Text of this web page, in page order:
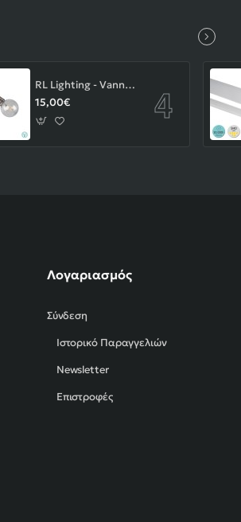
RL Lighting - Vannes Επιτοίχιο Φωτιστικό Σποτ 1xE27 Νίκελ Ματ ΚΩΔ.-R80181707
15,00€
Λογαριασμός
Σύνδεση
Ιστορικό Παραγγελιών
Newsletter
Επιστροφές